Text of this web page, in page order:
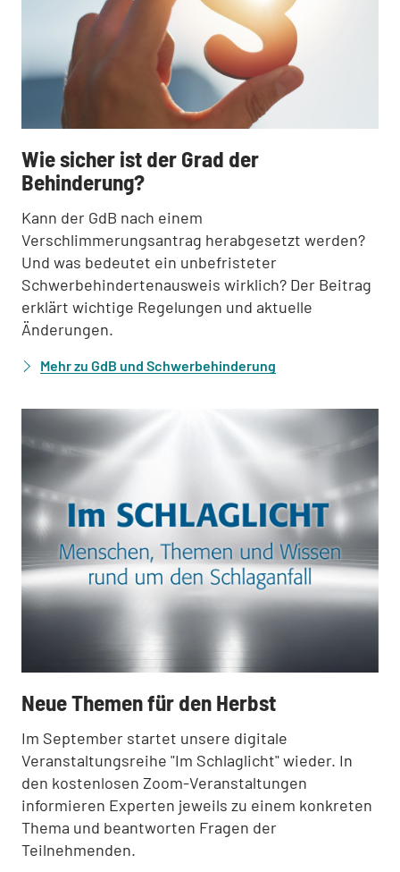
:
Wie sicher ist der Grad der
Behinderung?
Kann der GdB nach einem
Verschlimmerungsantrag herabgesetzt werden?
Und was bedeutet ein unbefristeter
Schwerbehindertenausweis wirklich? Der Beitrag
erklärt wichtige Regelungen und aktuelle
Änderungen.
Mehr zu GdB und Schwerbehinderung
:Neue Themen für den Herbst
Im September startet unsere digitale
Veranstaltungsreihe "Im Schlaglicht" wieder. In
den kostenlosen Zoom-Veranstaltungen
informieren Experten jeweils zu einem konkreten
Thema und beantworten Fragen der
Teilnehmenden.